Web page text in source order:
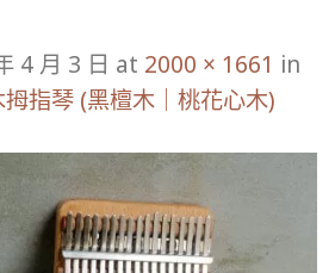
4 月 3 日 at 2000 × 1661 in
指琴 (黑檀木｜桃花心木)